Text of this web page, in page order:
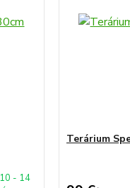
- 14
Terárium